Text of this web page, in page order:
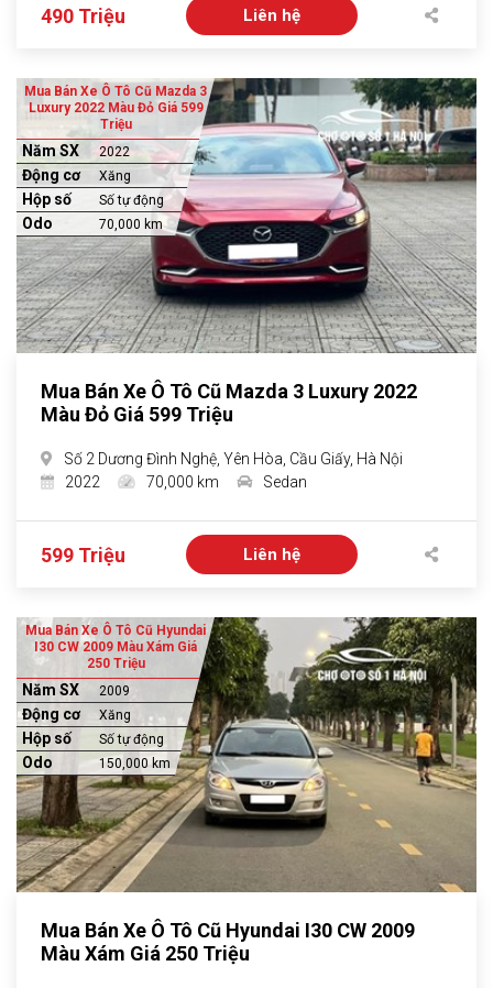
490 Triệu Liên hệ
Mua Bán Xe Ô Tô Cũ Mazda 3
Luxury 2022 Màu Đỏ Giá 599
Triệu
Năm SX 2022
Động cơ Xăng
Hộp số Số tự động
Odo 70,000 km
Mua Bán Xe Ô Tô Cũ Mazda 3 Luxury 2022
Màu Đỏ Giá 599 Triệu
Số 2 Dương Đình Nghệ, Yên Hòa, Cầu Giấy, Hà Nội
2022
70,000 km Sedan
599 Triệu Liên hệ
Mua Bán Xe Ô Tô Cũ Hyundai
I30 CW 2009 Màu Xám Giá
250 Triệu
Năm SX 2009
Động cơ Xăng
Hộp số Số tự động
Odo 150,000 km
Mua Bán Xe Ô Tô Cũ Hyundai I30 CW 2009
Màu Xám Giá 250 Triệu